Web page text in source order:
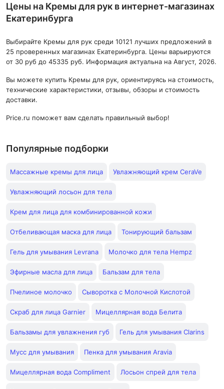
Цены на Кремы для рук в интернет-магазинах
Екатеринбурга
Выбирайте Кремы для рук среди 10121 лучших предложений в
25 проверенных магазинах Екатеринбурга. Цены варьируются
от 30 руб до 45335 руб. Информация актуальна на Август, 2026.
Вы можете купить Кремы для рук, ориентируясь на стоимость,
технические характеристики, отзывы, обзоры и стоимость
доставки.
Price.ru поможет вам сделать правильный выбор!
Популярные подборки
Массажные кремы для лица Увлажняющий крем CeraVe
Увлажняющий лосьон для тела
Крем для лица для комбинированной кожи
Отбеливающая маска для лица Тонирующий бальзам
Гель для умывания Levrana Молочко для тела Hempz
Эфирные масла для лица Бальзам для тела
Пчелиное молочко Сыворотка с Молочной Кислотой
Скраб для лица Garnier Мицеллярная вода Белита
Бальзамы для увлажнения губ Гель для умывания Clarins
Мусс для умывания Пенка для умывания Aravia
Мицеллярная вода Compliment Лосьон спрей для тела